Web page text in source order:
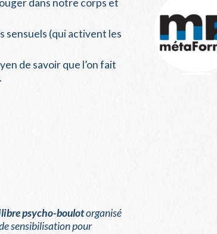
dans notre corps et
sensuels (qui activent les
de savoir que l’on fait
psycho-boulotorganisé
sensibilisation pour